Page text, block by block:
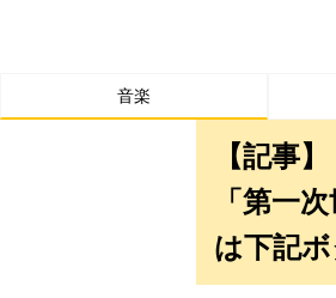
音楽
【記事
「第一
は下記ボ